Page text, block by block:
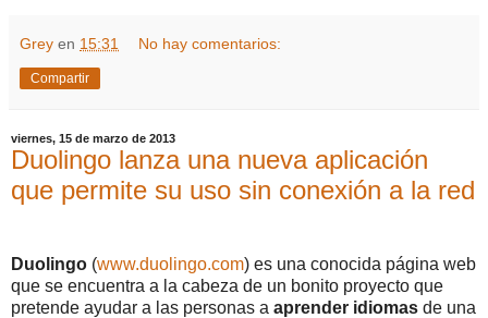
Grey en 15:31 No hay comentarios:
Compartir
viernes, 15 de marzo de 2013
Duolingo lanza una nueva aplicación
que permite su uso sin conexión a la red
Duolingo (www.duolingo.com) es una conocida página web
que se encuentra a la cabeza de un bonito proyecto que
pretende ayudar a las personas a aprender idiomas de una